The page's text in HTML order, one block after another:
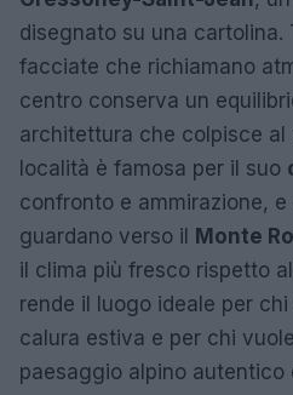
disegnato su una cartolina.
facciate che richiamano
centro conserva un
architettura che colpisce al
località è famosa per il suo
confronto e ammirazione,
guardano verso il
Monte
il clima più fresco rispetto
rende il luogo ideale per
calura estiva e per chi
paesaggio alpino autentico